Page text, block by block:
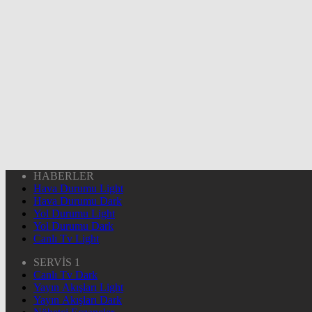
HABERLER
Hava Durumu Light
Hava Durumu Dark
Yol Durumu Light
Yol Durumu Dark
Canlı Tv Light
SERVİS 1
Canlı Tv Dark
Yayın Akışları Light
Yayın Akışları Dark